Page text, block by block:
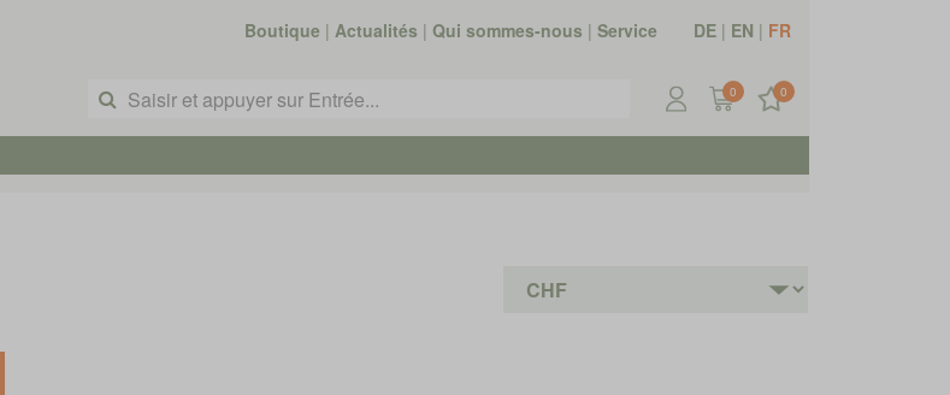
Boutique | Actualités | Qui sommes-nous | Service DE | EN | FR
0 0